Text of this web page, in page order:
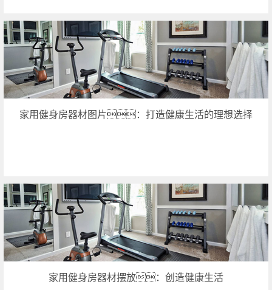
家用健身房器材图片：打造健康生活的理想选择
家用健身房器材摆放：创造健康生活